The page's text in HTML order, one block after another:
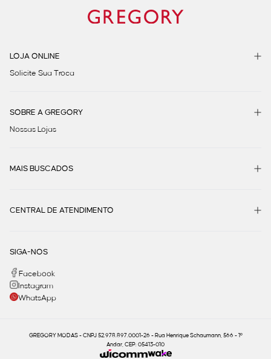
LOJA ONLINE
Solicite Sua Troca
SOBRE A GREGORY
Nossas Lojas
MAIS BUSCADOS
CENTRAL DE ATENDIMENTO
SIGA-NOS
Facebook
Instagram
WhatsApp
GREGORY MODAS - CNPJ 52.978.897.0001-26 - Rua Henrique Schaumann, 566 - 1º
Andar, CEP: 05413-010